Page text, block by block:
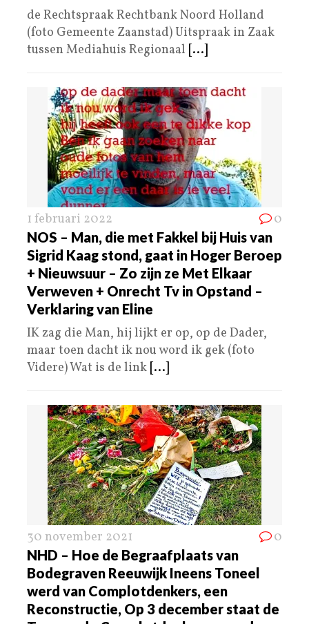
de Rechtspraak Rechtbank Noord Holland
(foto Gemeente Zaanstad) Uitspraak in Zaak
tussen Mediahuis Regionaal [...]
1 februari 2022 0
NOS – Man, die met Fakkel bij Huis van
Sigrid Kaag stond, gaat in Hoger Beroep
+ Nieuwsuur – Zo zijn ze Met Elkaar
Verweven + Onrecht Tv in Opstand –
Verklaring van Eline
IK zag die Man, hij lijkt er op, op de Dader,
maar toen dacht ik nou word ik gek (foto
Videre) Wat is de link [...]
30 november 2021 0
NHD – Hoe de Begraafplaats van
Bodegraven Reeuwijk Ineens Toneel
werd van Complotdenkers, een
Reconstructie, Op 3 december staat de